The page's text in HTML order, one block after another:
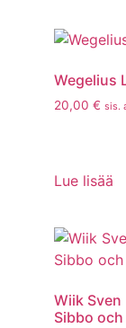
Wegelius
20,00 € sis.
Lue lisää
Wiik Sven
Sibbo